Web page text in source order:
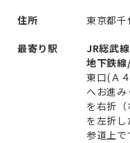
住所 東京都
最寄り駅
JR総武
地下鉄
東口(Ａ
へお進
を右折
を左折
参道上で